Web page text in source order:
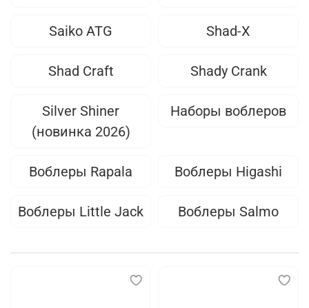
Saiko ATG Shad-X
Shad Craft Shady Crank
Silver Shiner
(новинка 2026)
Наборы воблеров
Воблеры Rapala Воблеры Higashi
Воблеры Little Jack Воблеры Salmo